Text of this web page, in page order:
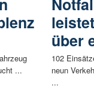
...
über
102
neun
...